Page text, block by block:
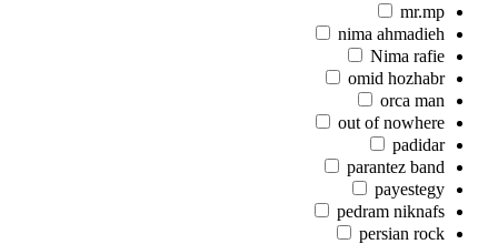
mr.mp
nima ahmadieh
Nima rafie
omid hozhabr
orca man
out of nowhere
padidar
parantez band
payestegy
pedram niknafs
persian rock